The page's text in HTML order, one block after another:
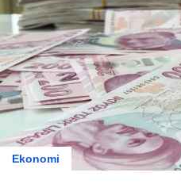
Ekonomi